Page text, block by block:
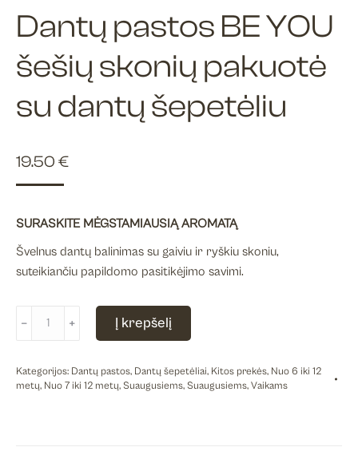
Dantų pastos BE YOU
šešių skonių pakuotė
su dantų šepetėliu
19.50 €
SURASKITE MĖGSTAMIAUSIĄ AROMATĄ
Švelnus dantų balinimas su gaiviu ir ryškiu skoniu,
suteikiančiu papildomo pasitikėjimo savimi.
pastos
﹣ ﹢ Į krepšelį
Kategorijos: Dantų pastos, Dantų šepetėliai, Kitos prekės, Nuo 6 iki 12
metų, Nuo 7 iki 12 metų, Suaugusiems, Suaugusiems, Vaikams